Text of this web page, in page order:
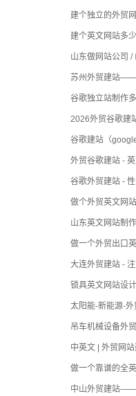
建个独立的外贸
建个英文网站多
山东做网站公司 /
苏州外贸建站——
谷歌独立站制作
2026外贸谷歌建
谷歌建站（
外贸谷歌建站 -
谷歌外贸建站 - 性
做个外贸英文网
山东英文网站制
做一个外贸出口
大连外贸建站 -
锁具英文网站设
太阳能-新能源-外
吊车机械设备外
中英文 | 外贸网站
做一个靠谱的全
中山外贸建站——